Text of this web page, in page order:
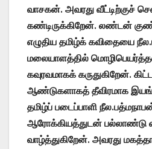
வாசகன். அவரது வீட்டிற்குச்
கண்டிருக்கிறேன். லண்டன்
எழுதிய தமிழ்க் கவிதையை
மலையாளத்தில்
கவுரவமாகக் கருதுகிறேன்.
ஆண்டுகளாகத் தீவிரமாக
தமிழ்ப் படைப்பாளி
ஆரோக்கியத்துடன்
வாழ்த்துகிறேன். அவரது